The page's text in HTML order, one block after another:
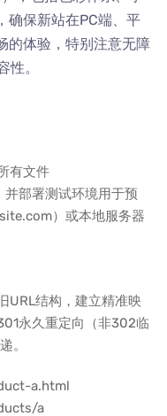
确保新站在PC端、平
的体验，特别注意无障
性。
有文件
部署测试环境用于预
）或本地服务器
URL结构，建立精准映
永久重定向（非302临
。
a.html
a